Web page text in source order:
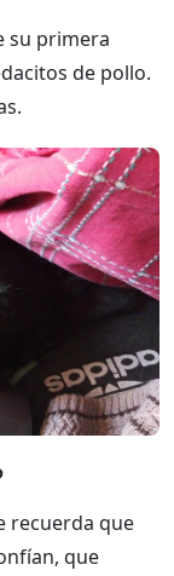
su primera
de pollo.
recuerda que
que